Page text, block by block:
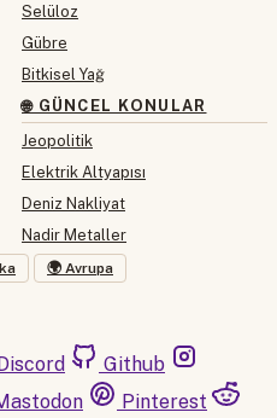
Selüloz
Gübre
Bitkisel Yağ
🌐 GÜNCEL KONULAR
Jeopolitik
Elektrik Altyapısı
Deniz Nakliyat
Nadir Metaller
🌍 Avrupa
Github
Pinterest